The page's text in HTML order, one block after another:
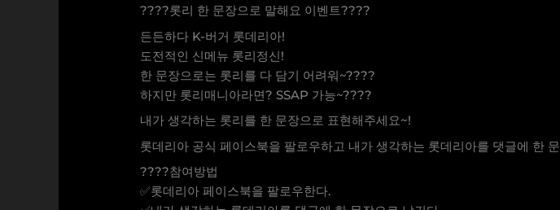
????롯리 한 문장으로 말해요 이벤트????
든든하다 K-버거 롯데리아!
도전적인 신메뉴 롯리정신!
한 문장으로는 롯리를 다 담기 어려워~????
하지만 롯리매니아라면? SSAP 가능~????
내가 생각하는 롯리를 한 문장으로 표현해주세요~!
롯데리아 공식 페이스북을 팔로우하고 내가 생각하는 롯데리아를 댓글에 한
????참여방법
✅롯데리아 페이스북을 팔로우한다.